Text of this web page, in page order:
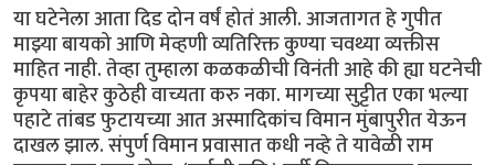
या घटेनेला आता दिड दोन वर्षं होतं आली. आजतागत हे गुपीत
माझ्या बायको आणि मेव्हणी व्यतिरिक्त कुण्या चवथ्या व्यक्तीस
माहित नाही. तेव्हा तुम्हाला कळकळीची विनंती आहे की ह्या घटनेची
कृपया बाहेर कुठेही वाच्यता करु नका. मागच्या सुट्टीत एका भल्या
पहाटे तांबड फुटायच्या आत अस्मादिकांच विमान मुंबापुरीत येऊन
दाखल झाल. संपुर्ण विमान प्रवासात कधी नव्हे ते यावेळी राम